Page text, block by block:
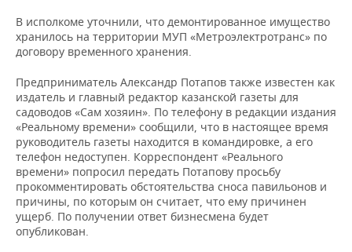
В исполкоме уточнили, что демонтированное имущество
хранилось на территории МУП «Метроэлектротранс» по
договору временного хранения.
Предприниматель Александр Потапов также известен как
издатель и главный редактор казанской газеты для
садоводов «Сам хозяин». По телефону в редакции издания
«Реальному времени» сообщили, что в настоящее время
руководитель газеты находится в командировке, а его
телефон недоступен. Корреспондент «Реального
времени» попросил передать Потапову просьбу
прокомментировать обстоятельства сноса павильонов и
причины, по которым он считает, что ему причинен
ущерб. По получении ответ бизнесмена будет
опубликован.